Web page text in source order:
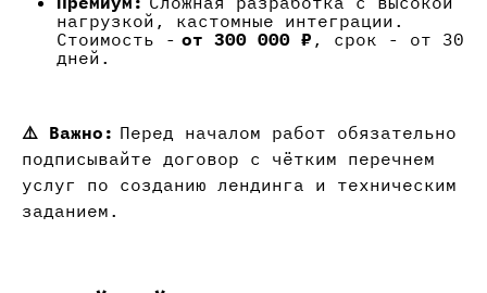
нагрузкой, кастомные интеграции.
Стоимость - от 300 000 ₽ , срок - от 30
дней.
⚠️ Важно: Перед началом работ обязательно
подписывайте договор с чётким перечнем
услуг по созданию лендинга и техническим
заданием.